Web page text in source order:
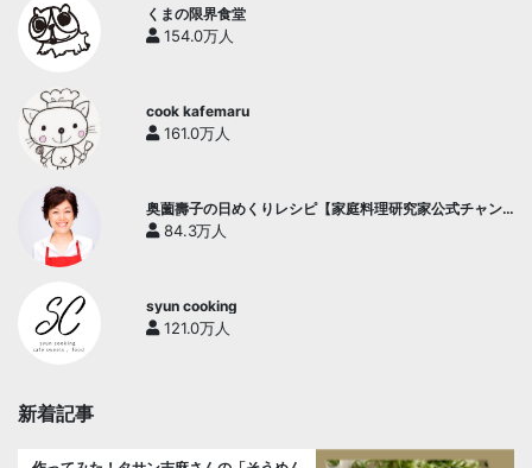
くまの限界食堂
154.0万人
cook kafemaru
161.0万人
奥薗壽子の日めくりレシピ【家庭料理研究家公式チャン
ネル】
84.3万人
syun cooking
121.0万人
新着記事